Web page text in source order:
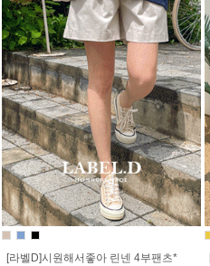
[라벨D]시원해서좋아 린넨 4부팬츠*